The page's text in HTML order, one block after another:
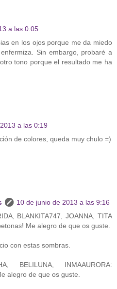
a las 0:05
en los ojos porque me da miedo
Sin embargo, probaré a
tono porque el resultado me ha
a las 0:19
de colores, queda muy chulo =)
10 de junio de 2013 a las 9:16
BLANKITA747, JOANNA, TITA
Me alegro de que os guste.
con estas sombras.
BELILUNA, INMAAURORA:
alegro de que os guste.